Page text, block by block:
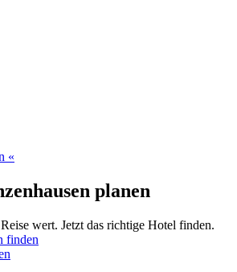
«
planen
wert. Jetzt das richtige Hotel finden.
finden